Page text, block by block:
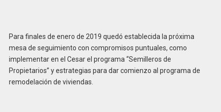
Para finales de enero de 2019 quedó establecida la próxima
mesa de seguimiento con compromisos puntuales, como
implementar en el Cesar el programa “Semilleros de
Propietarios” y estrategias para dar comienzo al programa de
remodelación de viviendas.